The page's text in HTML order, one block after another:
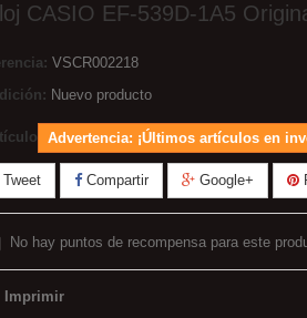
CASIO EF-539D-1A5
VSCR002218
Nuevo producto
Advertencia: ¡Últimos artículos en
Tweet Compartir Google+
No hay puntos de recompensa para este
Imprimir